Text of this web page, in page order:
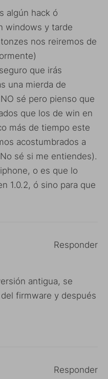
algún hack ó
windows y tarde
nos reiremos de
que irás
una mierda de
sé pero pienso que
que los de win en
más de tiempo este
acostumbrados a
sé si me entiendes).
o es que lo
1.0.2, ó sino para que
antigua, se
firmware y después
Responder
Responder